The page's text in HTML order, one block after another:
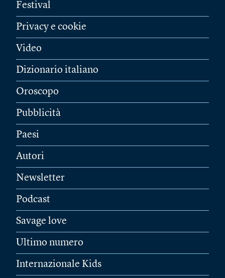
Festival
Privacy e cookie
Video
Dizionario italiano
Oroscopo
Pubblicità
Paesi
Autori
Newsletter
Podcast
Savage love
Ultimo numero
Internazionale Kids